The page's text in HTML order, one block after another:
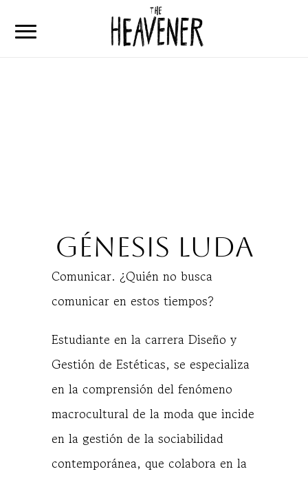
Génesis Luda
Comunicar. ¿Quién no busca
comunicar en estos tiempos?
Estudiante en la carrera Diseño y
Gestión de Estéticas, se especializa
en la comprensión del fenómeno
macrocultural de la moda que incide
en la gestión de la sociabilidad
contemporánea, que colabora en la